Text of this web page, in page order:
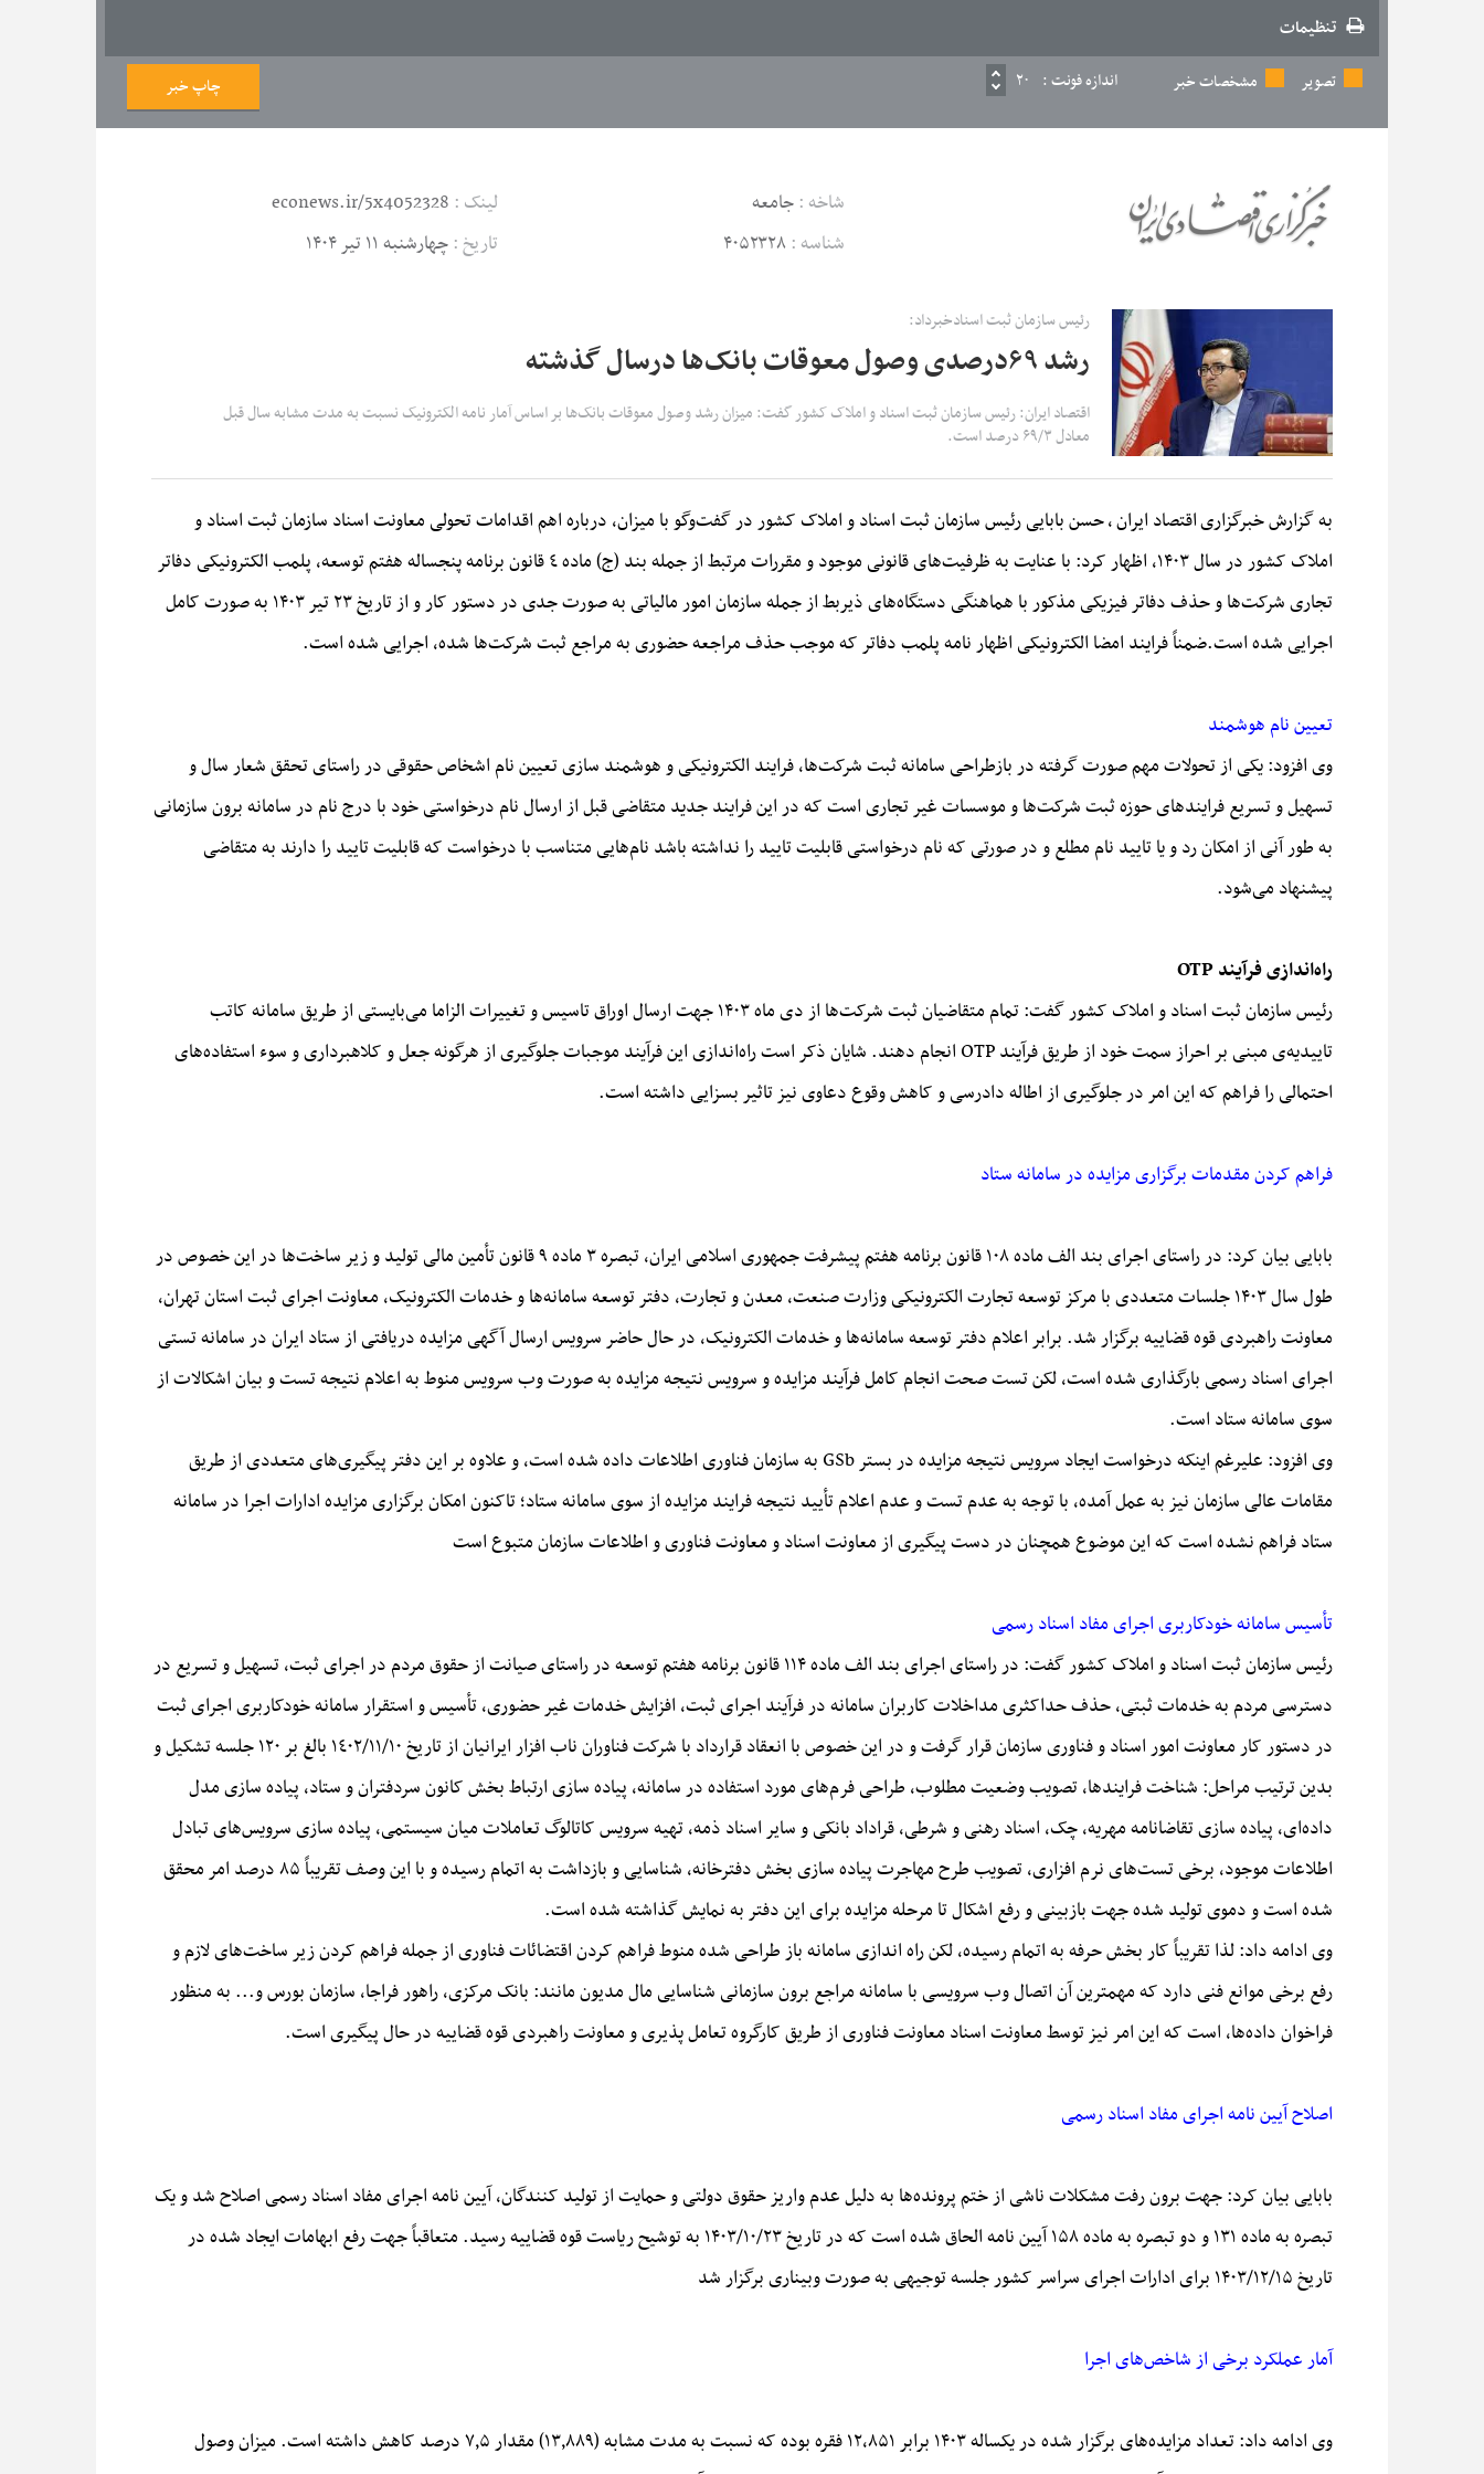
تنظیمات
تصویر
مشخصات خبر اندازه فونت : ۲۰ چاپ خبر
شاخه : جامعه لینک : econews.ir/5x4052328
شناسه : ۴۰۵۲۳۲۸ تاریخ : چهارشنبه ۱۱ تیر ۱۴۰۴
رئیس سازمان ثبت اسنادخبرداد:
رشد ۶۹درصدی وصول معوقات بانک‌ها درسال گذشته
اقتصاد ایران: رئیس سازمان ثبت اسناد و املاک کشور گفت: میزان رشد وصول معوقات بانک‌ها بر اساس آمار نامه الکترونیک نسبت به مدت مشابه سال قبل
معادل ۶۹/۳ درصد است.
به گزارش خبرگزاریاقتصاد ایران،حسن بابایی رئیس سازمان ثبت اسناد و املاک کشور در گفت‌وگو با میزان، درباره اهم اقدامات تحولی معاونت اسناد سازمان ثبت اسناد و
املاک کشور در سال ۱۴۰۳، اظهار کرد: با عنایت به ظرفیت‌های قانونی موجود و مقررات مرتبط از جمله بند (ج) ماده ٤ قانون برنامه پنجساله هفتم توسعه، پلمب الکترونیکی دفاتر
تجاری شرکت‌ها و حذف دفاتر فیزیکی مذکور با هماهنگی دستگاه‌های ذیربط از جمله سازمان امور مالیاتی به صورت جدی در دستور کار و از تاریخ ۲۳ تیر ۱۴۰۳ به صورت کامل
اجرایی شده است.ضمناً فرایند امضا الکترونیکی اظهار نامه پلمب دفاتر که موجب حذف مراجعه حضوری به مراجع ثبت شرکت‌ها شده، اجرایی شده است.
تعیین نام هوشمند
وی افزود: یکی از تحولات مهم صورت گرفته در بازطراحی سامانه ثبت شرکت‌ها، فرایند الکترونیکی و هوشمند سازی تعیین نام اشخاص حقوقی در راستای تحقق شعار سال و
تسهیل و تسریع فرایند‌های حوزه ثبت شرکت‌ها و موسسات غیر تجاری است که در این فرایند جدید متقاضی قبل از ارسال نام درخواستی خود با درج نام در سامانه برون سازمانی
به طور آنی از امکان رد و یا تایید نام مطلع و در صورتی که نام درخواستی قابلیت تایید را نداشته باشد نام‌هایی متناسب با درخواست که قابلیت تایید را دارند به متقاضی
پیشنهاد می‌شود.
راه‌اندازی فرآیند OTP
رئیس سازمان ثبت اسناد و املاک کشور گفت: تمام متقاضیان ثبت شرکت‌ها از دی ماه ١۴۰۳ جهت ارسال اوراق تاسیس و تغییرات الزاما می‌بایستی از طریق سامانه کاتب
تاییدیه‌ی مبنی بر احراز سمت خود از طریق فرآیند OTP انجام دهند. شایان ذکر است راه‌اندازی این فرآیند موجبات جلوگیری از هرگونه جعل و کلاهبرداری و سوء استفاده‌های
احتمالی را فراهم که این امر در جلوگیری از اطاله دادرسی و کاهش وقوع دعاوی نیز تاثیر بسزایی داشته است.
فراهم کردن مقدمات برگزاری مزایده در سامانه ستاد
بابایی بیان کرد: در راستای اجرای بند الف ماده ۱۰۸ قانون برنامه هفتم پیشرفت جمهوری اسلامی ایران، تبصره ۳ ماده ۹ قانون تأمین مالی تولید و زیر ساخت‌ها در این خصوص در
طول سال ۱۴۰۳ جلسات متعددی با مرکز توسعه تجارت الکترونیکی وزارت صنعت، معدن و تجارت، دفتر توسعه سامانه‌ها و خدمات الکترونیک، معاونت اجرای ثبت استان تهران،
معاونت راهبردی قوه قضاییه برگزار شد. برابر اعلام دفتر توسعه سامانه‌ها و خدمات الکترونیک، در حال حاضر سرویس ارسال آگهی مزایده دریافتی از ستاد ایران در سامانه تستی
اجرای اسناد رسمی بارگذاری شده است، لکن تست صحت انجام کامل فرآیند مزایده و سرویس نتیجه مزایده به صورت وب سرویس منوط به اعلام نتیجه تست و بیان اشکالات از
سوی سامانه ستاد است.
وی افزود: علیرغم اینکه درخواست ایجاد سرویس نتیجه مزایده در بستر GSb به سازمان فناوری اطلاعات داده شده است، و علاوه بر این دفتر پیگیری‌های متعددی از طریق
مقامات عالی سازمان نیز به عمل آمده، با توجه به عدم تست و عدم اعلام تأیید نتیجه فرایند مزایده از سوی سامانه ستاد؛ تاکنون امکان برگزاری مزایده ادارات اجرا در سامانه
ستاد فراهم نشده است که این موضوع همچنان در دست پیگیری از معاونت اسناد و معاونت فناوری و اطلاعات سازمان متبوع است
تأسیس سامانه خودکاربری اجرای مفاد اسناد رسمی
رئیس سازمان ثبت اسناد و املاک کشور گفت: در راستای اجرای بند الف ماده ۱۱۴ قانون برنامه هفتم توسعه در راستای صیانت از حقوق مردم در اجرای ثبت، تسهیل و تسریع در
دسترسی مردم به خدمات ثبتی، حذف حداکثری مداخلات کاربران سامانه در فرآیند اجرای ثبت، افزایش خدمات غیر حضوری، تأسیس و استقرار سامانه خودکاربری اجرای ثبت
در دستور کار معاونت امور اسناد و فناوری سازمان قرار گرفت و در این خصوص با انعقاد قرارداد با شرکت فناوران ناب افزار ایرانیان از تاریخ ۱٤۰۲/۱۱/۱۰ بالغ بر ۱۲۰ جلسه تشکیل و
بدین ترتیب مراحل: شناخت فرایند‌ها، تصویب وضعیت مطلوب، طراحی فرم‌های مورد استفاده در سامانه، پیاده سازی ارتباط بخش کانون سردفتران و ستاد، پیاده سازی مدل
داده‌ای، پیاده سازی تقاضانامه مهریه، چک، اسناد رهنی و شرطی، قراداد بانکی و سایر اسناد ذمه، تهیه سرویس کاتالوگ تعاملات میان سیستمی، پیاده سازی سرویس‌های تبادل
اطلاعات موجود، برخی تست‌های نرم افزاری، تصویب طرح مهاجرت پیاده سازی بخش دفترخانه، شناسایی و بازداشت به اتمام رسیده و با این وصف تقریباً ۸۵ درصد امر محقق
شده است و دموی تولید شده جهت بازبینی و رفع اشکال تا مرحله مزایده برای این دفتر به نمایش گذاشته شده است.
وی ادامه داد: لذا تقریباً کار بخش حرفه به اتمام رسیده، لکن راه اندازی سامانه باز طراحی شده منوط فراهم کردن اقتضائات فناوری از جمله فراهم کردن زیر ساخت‌های لازم و
رفع برخی موانع فنی دارد که مهمترین آن اتصال وب سرویسی با سامانه مراجع برون سازمانی شناسایی مال مدیون مانند: بانک مرکزی، راهور فراجا، سازمان بورس و... به منظور
فراخوان داده‌ها، است که این امر نیز توسط معاونت اسناد معاونت فناوری از طریق کارگروه تعامل پذیری و معاونت راهبردی قوه قضاییه در حال پیگیری است.
اصلاح آیین نامه اجرای مفاد اسناد رسمی
بابایی بیان کرد: جهت برون رفت مشکلات ناشی از ختم پرونده‌ها به دلیل عدم واریز حقوق دولتی و حمایت از تولید کنندگان، آیین نامه اجرای مفاد اسناد رسمی اصلاح شد و یک
تبصره به ماده ۱۳۱ و دو تبصره به ماده ۱۵۸ آیین نامه الحاق شده است که در تاریخ ۱۴۰۳/۱۰/۲۳ به توشیح ریاست قوه قضاییه رسید. متعاقباً جهت رفع ابهامات ایجاد شده در
تاریخ ۱۴۰۳/۱۲/۱۵ برای ادارات اجرای سراسر کشور جلسه توجیهی به صورت وبیناری برگزار شد
آمار عملکرد برخی از شاخص‌های اجرا
وی ادامه داد: تعداد مزایده‌های برگزار شده در یکساله ۱۴۰۳ برابر ۱۲،۸۵۱ فقره بوده که نسبت به مدت مشابه (۱۳٫۸۸۹) مقدار ۷٫۵ درصد کاهش داشته است. میزان وصول